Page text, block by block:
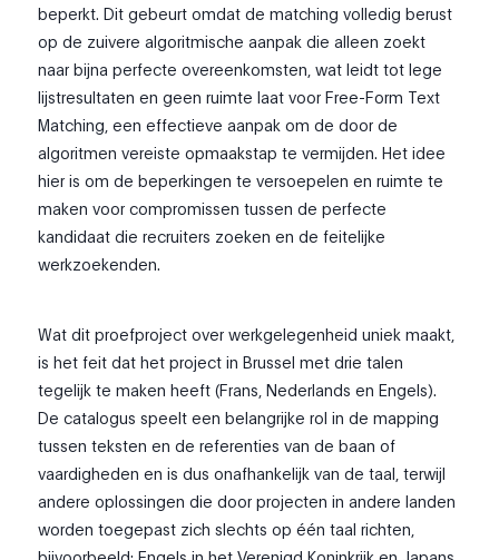
beperkt. Dit gebeurt omdat de matching volledig berust
op de zuivere algoritmische aanpak die alleen zoekt
naar bijna perfecte overeenkomsten, wat leidt tot lege
lijstresultaten en geen ruimte laat voor Free-Form Text
Matching, een effectieve aanpak om de door de
algoritmen vereiste opmaakstap te vermijden. Het idee
hier is om de beperkingen te versoepelen en ruimte te
maken voor compromissen tussen de perfecte
kandidaat die recruiters zoeken en de feitelijke
werkzoekenden.
Wat dit proefproject over werkgelegenheid uniek maakt,
is het feit dat het project in Brussel met drie talen
tegelijk te maken heeft (Frans, Nederlands en Engels).
De catalogus speelt een belangrijke rol in de mapping
tussen teksten en de referenties van de baan of
vaardigheden en is dus onafhankelijk van de taal, terwijl
andere oplossingen die door projecten in andere landen
worden toegepast zich slechts op één taal richten,